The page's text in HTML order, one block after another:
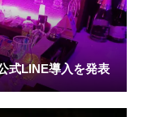
式LINE導入を発表